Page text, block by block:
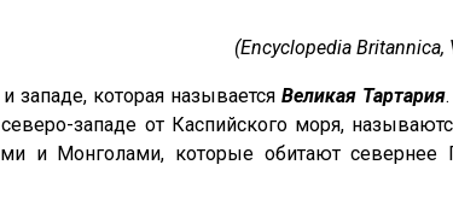
(Encyclopedia Britannica,
западе, которая называется Великая Тартария
западе от Каспийского моря,
и Монголами, которые обитают